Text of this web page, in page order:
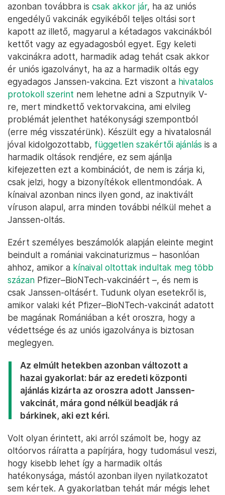
azonban továbbra is csak akkor jár, ha az uniós
engedélyű vakcinák egyikéből teljes oltási sort
kapott az illető, magyarul a kétadagos vakcinákból
kettőt vagy az egyadagosból egyet. Egy keleti
vakcinákra adott, harmadik adag tehát csak akkor
ér uniós igazolványt, ha az a harmadik oltás egy
egyadagos Janssen-vakcina. Ezt viszont a hivatalos
protokoll szerint nem lehetne adni a Szputnyik V-
re, mert mindkettő vektorvakcina, ami elvileg
problémát jelenthet hatékonysági szempontból
(erre még visszatérünk). Készült egy a hivatalosnál
jóval kidolgozottabb, független szakértői ajánlás is a
harmadik oltások rendjére, ez sem ajánlja
kifejezetten ezt a kombinációt, de nem is zárja ki,
csak jelzi, hogy a bizonyítékok ellentmondóak. A
kínaival azonban nincs ilyen gond, az inaktivált
víruson alapul, arra minden további nélkül mehet a
Janssen-oltás.
Ezért személyes beszámolók alapján eleinte megint
beindult a romániai vakcinaturizmus – hasonlóan
ahhoz, amikor a kínaival oltottak indultak meg több
százan Pfizer–BioNTech-vakcináért –, és nem is
csak Janssen-oltásért. Tudunk olyan esetekről is,
amikor valaki két Pfizer–BioNTech-vakcinát adatott
be magának Romániában a két oroszra, hogy a
védettsége és az uniós igazolványa is biztosan
meglegyen.
Az elmúlt hetekben azonban változott a
hazai gyakorlat: bár az eredeti központi
ajánlás kizárta az oroszra adott Janssen-
vakcinát, mára gond nélkül beadják rá
bárkinek, aki ezt kéri.
Volt olyan érintett, aki arról számolt be, hogy az
oltóorvos ráíratta a papírjára, hogy tudomásul veszi,
hogy kisebb lehet így a harmadik oltás
hatékonysága, mástól azonban ilyen nyilatkozatot
sem kértek. A gyakorlatban tehát már mégis lehet